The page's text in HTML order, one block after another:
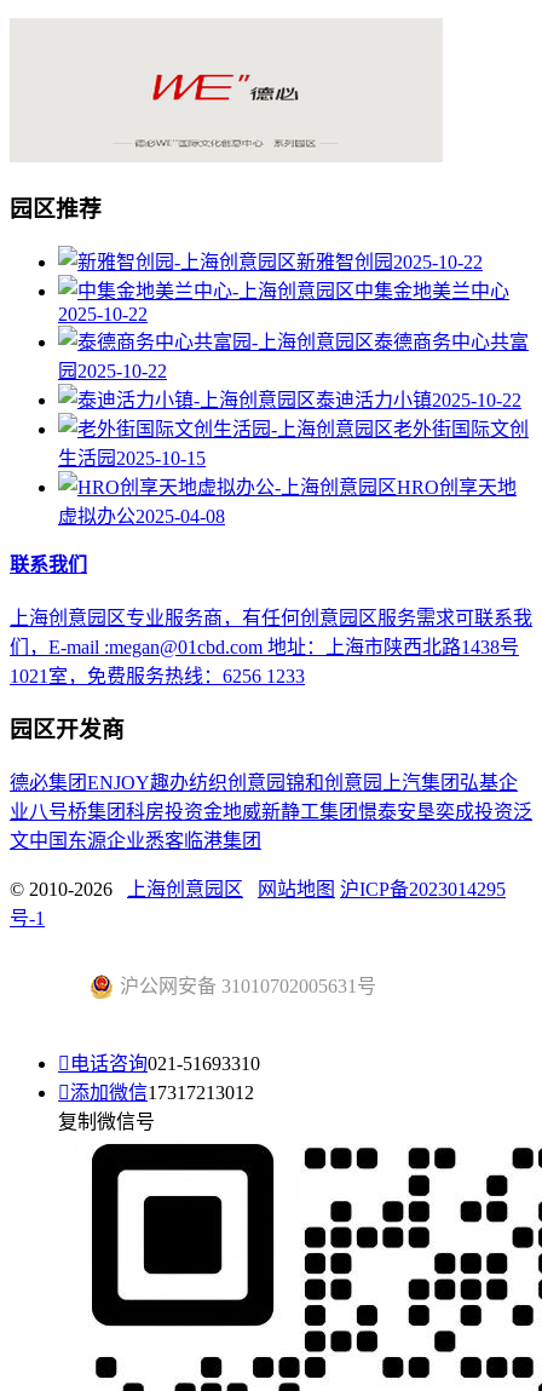
园区推荐
新雅智创园 2025-10-22
中集金地美兰中心
2025-10-22
泰德商务中心共富
园 2025-10-22
泰迪活力小镇2025-10-22
老外街国际文创
生活园 2025-10-15
HRO创享天地
虚拟办公2025-04-08
联系我们
上海创意园区专业服务商，有任何创意园区服务需求可联系我
们，E-mail :megan@01cbd.com 地址：上海市陕西北路1438号
1021室，免费服务热线：6256 1233
园区开发商
德必集团ENJOY趣办纺织创意园锦和创意园 上汽集团 弘基企
业八号桥集团科房投资金地威新静工集团憬泰安垦奕成投资泛
文中国 东源企业悉客 临港集团
© 2010-2026 上海创意园区 网站地图 沪ICP备2023014295
号-1
沪公网安备 31010702005631号
 电话咨询021-51693310
添加微信17317213012
复制微信号